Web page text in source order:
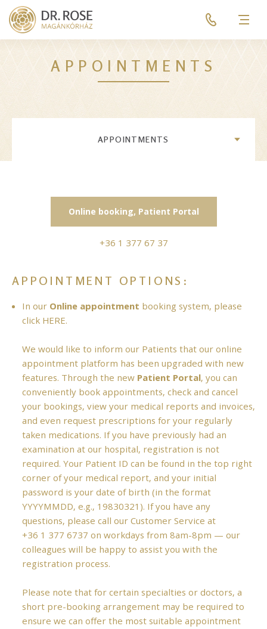
Skip
main
Pre
header
menu
APPOINTMENTS
APPOINTMENTS
Online booking, Patient Portal
+36 1 377 67 37
APPOINTMENT OPTIONS:
In our Online appointment booking system, please
click HERE.
We would like to inform our Patients that our online
appointment platform has been upgraded with new
features. Through the new Patient Portal, you can
conveniently book appointments, check and cancel
your bookings, view your medical reports and invoices,
and even request prescriptions for your regularly
taken medications. If you have previously had an
examination at our hospital, registration is not
required. Your Patient ID can be found in the top right
corner of your medical report, and your initial
password is your date of birth (in the format
YYYYMMDD, e.g., 19830321). If you have any
questions, please call our Customer Service at
+36 1 377 6737 on workdays from 8am-8pm — our
colleagues will be happy to assist you with the
registration process.
Please note that for certain specialties or doctors, a
short pre-booking arrangement may be required to
ensure we can offer the most suitable appointment